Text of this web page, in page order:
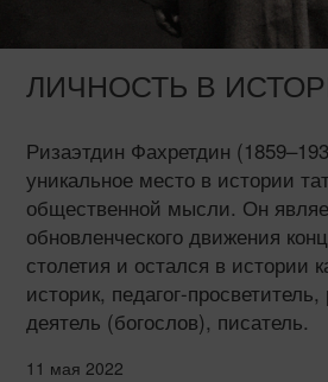
ЛИЧНОСТЬ В
Ризаэтдин Фахретдин
уникальное место в истории
общественной мысли. Он
обновленческого движения
столетия и остался в истории
историк, педагог-
деятель (богослов), писатель.
11 мая 2022